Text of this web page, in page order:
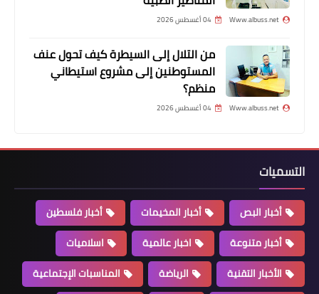
أخبار متنوعة
توفيق عبدلله رفضه بشكل قاطع وصف
الشعب الفلسطيني بأنه كورونا
Www.albuss.net 04 أغسطس 2026
من التلال إلى السيطرة كيف تحول عنف
المستوطنين إلى مشروع استيطاني
منظم؟
Www.albuss.net 04 أغسطس 2026
التسميات
أخبار البص أخبار المخيمات
أخبار فلسطين
أخبار متنوعة
اخبار عالمية
اسلاميات
الأخبار التقنية
الرياضة
المناسبات الإجتماعية